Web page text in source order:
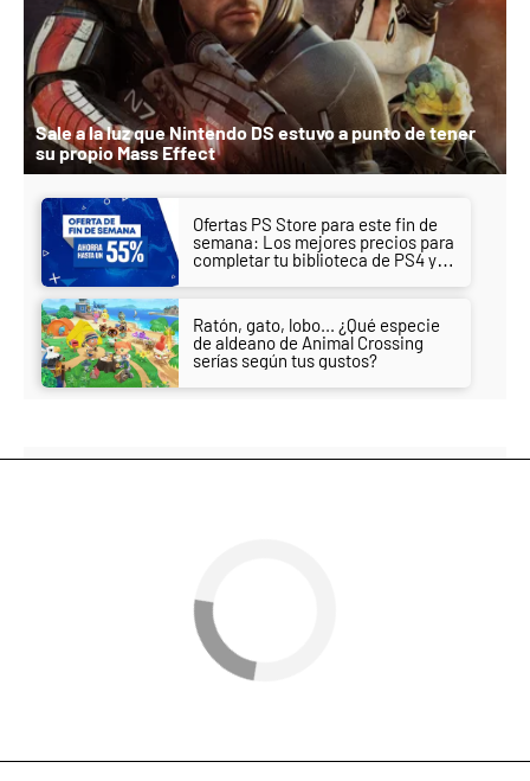
Sale a la luz que Nintendo DS estuvo a punto de tener
su propio Mass Effect
Ofertas PS Store para este fin de
semana: Los mejores precios para
completar tu biblioteca de PS4 y
Ratón, gato, lobo... ¿Qué especie
de aldeano de Animal Crossing
serías según tus gustos?